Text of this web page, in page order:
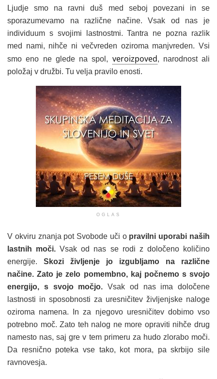
Ljudje smo na ravni duš med seboj povezani in se
sporazumevamo na različne načine. Vsak od nas je
individuum s svojimi lastnostmi. Tantra ne pozna razlik
med nami, nihče ni večvreden oziroma manjvreden. Vsi
smo eno ne glede na spol, veroizpoved, narodnost ali
položaj v družbi. Tu velja pravilo enosti.
OGLAS
V okviru znanja pot Svobode uči o pravilni uporabi naših
lastnih moči. Vsak od nas se rodi z določeno količino
energije. Skozi življenje jo izgubljamo na različne
načine. Zato je zelo pomembno, kaj počnemo s svojo
energijo, s svojo močjo. Vsak od nas ima določene
lastnosti in sposobnosti za uresničitev življenjske naloge
oziroma namena. In za njegovo uresničitev dobimo vso
potrebno moč. Zato teh nalog ne more opraviti nihče drug
namesto nas, saj gre v tem primeru za hudo zlorabo moči.
Da resnično poteka vse tako, kot mora, pa skrbijo sile
ravnovesja.